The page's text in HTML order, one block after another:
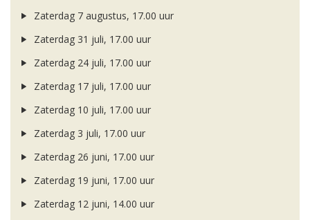
Zaterdag 7 augustus, 17.00 uur
Zaterdag 31 juli, 17.00 uur
Zaterdag 24 juli, 17.00 uur
Zaterdag 17 juli, 17.00 uur
Zaterdag 10 juli, 17.00 uur
Zaterdag 3 juli, 17.00 uur
Zaterdag 26 juni, 17.00 uur
Zaterdag 19 juni, 17.00 uur
Zaterdag 12 juni, 14.00 uur